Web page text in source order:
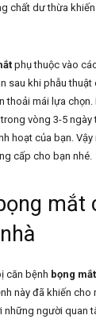
chất dư thừa
phụ thuộc vào
sau khi phẫu thuật
thoải mái lựa chọn.
vòng 3-5 ngày
hoạt của bạn. Vậy
cấp cho bạn nhé.
mắt
căn bệnh bọng mắt
này đã khiến cho
những người quan